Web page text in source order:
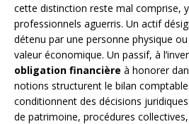
cette distinction reste mal comprise,
professionnels aguerris. Un actif
détenu par une personne physique
valeur économique. Un passif, à
obligation financière à honorer
notions structurent le bilan
conditionnent des décisions
de patrimoine, procédures